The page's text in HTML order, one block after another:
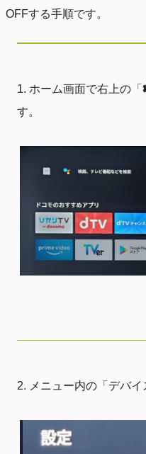
OFFする手順です。
ホーム画面で右上の「
す。
メニュー内の「デバイ